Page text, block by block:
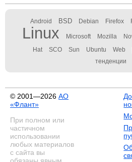
Android BSD Debian Firefox
Linux Microsoft Mozilla
Hat SCO Sun Ubuntu Web
тенденции
© 2001—2026 АО
«Флант»
При полном или
частичном
использовании
любых материалов
с сайта вы
обязаны явным